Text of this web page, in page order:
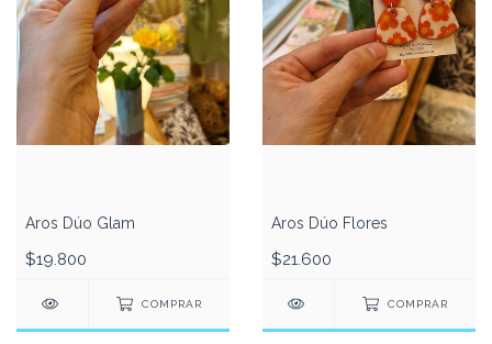
Aros Dúo Glam
$19.800
COMPRAR
Aros Dúo Flores
$21.600
COMPRAR